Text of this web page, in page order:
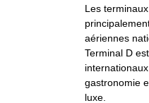
Les
aériennes
Terminal D
gastronomie
luxe.